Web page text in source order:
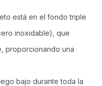
está en el fondo triple
inoxidable), que
proporcionando una
bajo durante toda la